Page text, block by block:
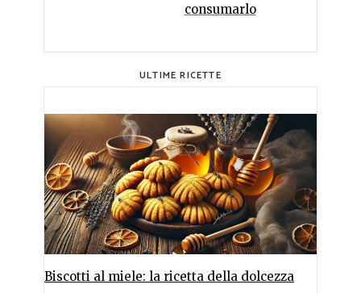
consumarlo
ULTIME RICETTE
Biscotti al miele: la ricetta della dolcezza